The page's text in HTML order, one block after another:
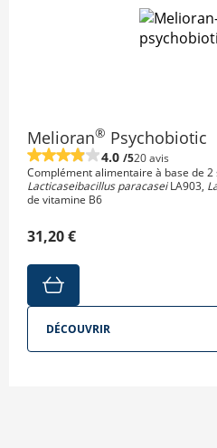
Melioran® Psychobiotic
4.0 /520 avis
Complément alimentaire à base de
Lacticaseibacillus paracaseiLA903,
de vitamine B6
31,20 €
DÉCOUVRIR